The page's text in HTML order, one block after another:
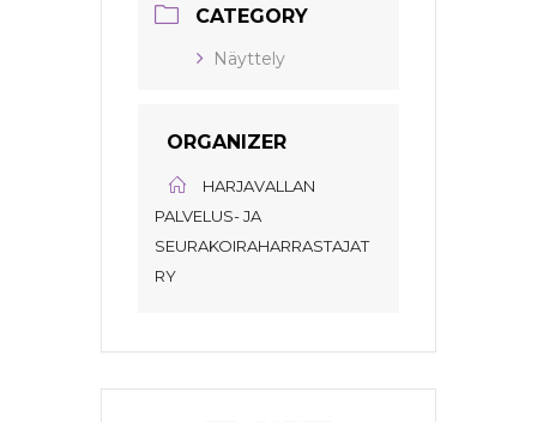
CATEGORY
Näyttely
ORGANIZER
HARJAVALLAN
PALVELUS- JA
SEURAKOIRAHARRASTAJAT
RY